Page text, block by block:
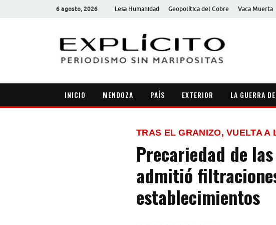
6 agosto, 2026 Lesa Humanidad Geopolítica del Cobre Vaca Muerta
INICIO MENDOZA PAÍS EXTERIOR LA GUERRA
TRAS EL GRANIZO, VUELTA A
Precariedad de
admitió
establecimientos